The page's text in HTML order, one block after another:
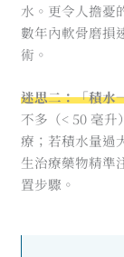
水。更令人擔憂
數年內軟骨磨損
術。
迷思二：「積水
不多（< 50 毫
療；若積水量過
生治療藥物精準
置步驟。